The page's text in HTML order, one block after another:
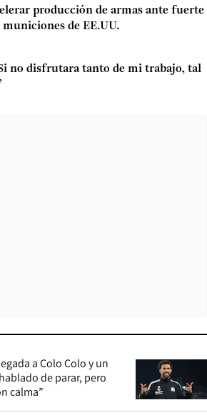
producción de armas ante fuerte
municiones de EE.UU.
no disfrutara tanto de mi trabajo, tal
a Colo Colo y un
de parar, pero
calma”